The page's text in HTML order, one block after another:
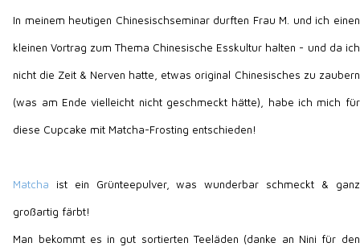
In meinem heutigen Chinesischseminar durften Frau M. und ich einen
kleinen Vortrag zum Thema Chinesische Esskultur halten - und da ich
nicht die Zeit & Nerven hatte, etwas original Chinesisches zu zaubern
(was am Ende vielleicht nicht geschmeckt hätte), habe ich mich für
diese Cupcake mit Matcha-Frosting entschieden!
Matcha ist ein Grünteepulver, was wunderbar schmeckt & ganz
großartig färbt!
Man bekommt es in gut sortierten Teeläden (danke an Nini für den